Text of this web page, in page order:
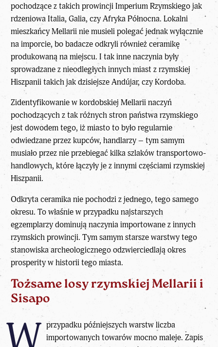
pochodzące z takich prowincji Imperium Rzymskiego jak
rdzeniowa Italia, Galia, czy Afryka Północna. Lokalni
mieszkańcy Mellarii nie musieli polegać jednak wyłącznie
na imporcie, bo badacze odkryli również ceramikę
produkowaną na miejscu. I tak inne naczynia były
sprowadzane z nieodległych innych miast z rzymskiej
Hiszpanii takich jak dzisiejsze Andújar, czy Kordoba.
Zidentyfikowanie w kordobskiej Mellarii naczyń
pochodzącychz tak różnych stron państwa rzymskiego
jest dowodem tego, iż miasto to było regularnie
odwiedzane przez kupców, handlarzy – tym samym
musiało przez nie przebiegać kilka szlaków transportowo-
handlowych, które łączyły je z innymi częściami rzymskiej
Hiszpanii.
Odkryta ceramika nie pochodzi z jednego, tego samego
okresu. To właśnie w przypadku najstarszych
egzemplarzy dominują naczynia importowane z innych
rzymskich prowincji. Tym samym starsze warstwy tego
stanowiska archeologicznego odzwierciedlają okres
prosperity w historii tego miasta.
Tożsame losy rzymskiej Mellarii i
Sisapo
przypadku późniejszych warstw liczba
importowanych towarów mocno maleje. Zapis